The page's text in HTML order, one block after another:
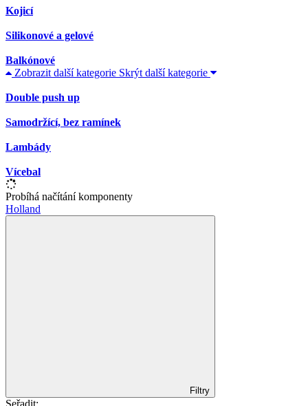
Kojicí
Silikonové a gelové
Balkónové
Zobrazit další kategorie Skrýt další kategorie
Double push up
Samodržící, bez ramínek
Lambády
Vícebal
Probíhá načítání komponenty
Holland
Filtry
Seřadit: